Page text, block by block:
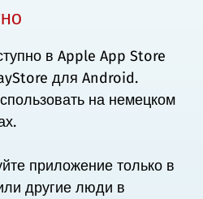
в Apple App Store
для Android.
на немецком
приложение только в
другие люди в